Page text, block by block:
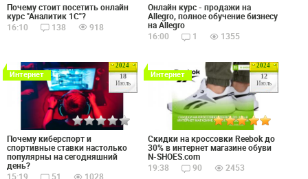
Почему стоит посетить онлайн
курс "Аналитик 1С"?
16:10
138 918
Онлайн курс - продажи на
Allegro, полное обучение бизнесу
на Allegro
16:00
1 1355
2024
18
Июль
Интернет
Почему киберспорт и
спортивные ставки настолько
популярны на сегодняшний
день?
15:19
51 1028
2024
12
Июль
Интернет
Скидки на кроссовки Reebok до
30% в интернет магазине обуви
N-SHOES.com
19:38
90 2453